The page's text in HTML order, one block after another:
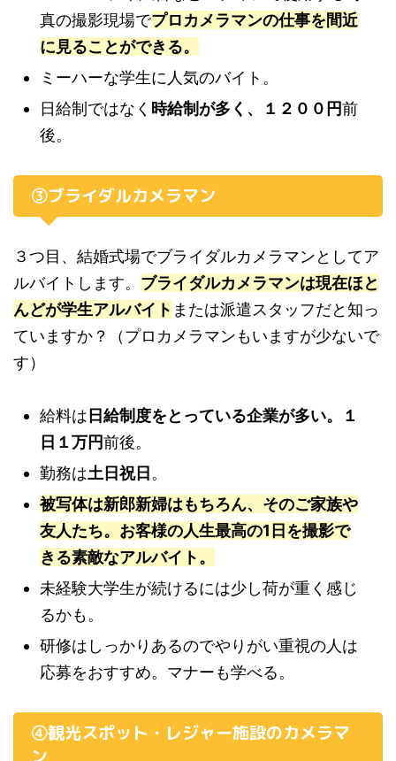
真の撮影現場でプロカメラマンの仕事を間近
に見ることができる。
ミーハーな学生に人気のバイト。
日給制ではなく 時給制が多く、１２００円前
後。
③ブライダルカメラマン
３つ目、結婚式場でブライダルカメラマンとしてア
ルバイトします。 ブライダルカメラマンは現在ほと
んどが学生アルバイト または派遣スタッフだと知っ
ていますか？（プロカメラマンもいますが少ないで
す）
給料は 日給制度をとっている企業が多い。１
日１万円前後。
勤務は土日祝日 。
被写体は新郎新婦はもちろん、そのご家族や
友人たち。お客様の人生最高の1日を撮影で
きる素敵なアルバイト。
未経験大学生が続けるには少し荷が重く感じ
るかも。
研修はしっかりあるのでやりがい重視の人は
応募をおすすめ。マナーも学べる。
④観光スポット・レジャー施設のカメラマ